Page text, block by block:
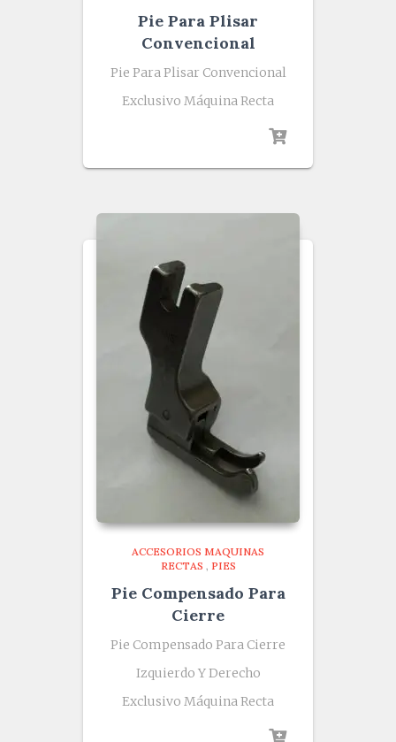
Pie Para Plisar
Convencional
Pie Para Plisar Convencional
Exclusivo Máquina Recta
ACCESORIOS MAQUINAS
RECTAS
PIES
Pie Compensado Para
Cierre
Pie Compensado Para Cierre
Izquierdo Y Derecho
Exclusivo Máquina Recta